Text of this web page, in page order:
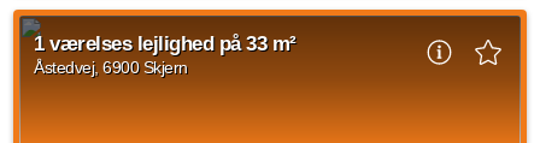
Rækkehuset:Lejligheden byder på en lys og indbydende stue,
der skaber en varm atmosfære, hvor familien kan samles. Et
funktionelt køkken, der indbyder...
Kilde: Propstep
1 værelses lejlighed på 33 m²
Åstedvej, 6900 Skjern